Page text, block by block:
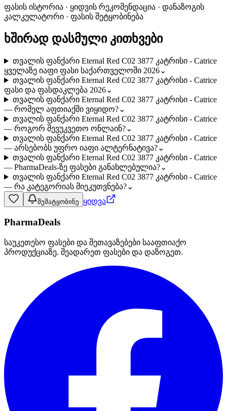
ფასის ისტორია · ყიდვის რეკომენდაცია · დანაზოგის
კალკულატორი · ფასის შეტყობინება
ხშირად დასმული კითხვები
თვალის ფანქარი Eternal Red C02 3877 კატრისი - Catrice
ყველაზე იაფი ფასი საქართველოში 2026⌄
თვალის ფანქარი Eternal Red C02 3877 კატრისი - Catrice
ფასი და ფასდაკლება 2026⌄
თვალის ფანქარი Eternal Red C02 3877 კატრისი - Catrice
— რომელ აფთიაქში ვიყიდო?⌄
თვალის ფანქარი Eternal Red C02 3877 კატრისი - Catrice
— როგორ შევუკვეთო ონლაინ?⌄
თვალის ფანქარი Eternal Red C02 3877 კატრისი - Catrice
— არსებობს უფრო იაფი ალტერნატივა?⌄
თვალის ფანქარი Eternal Red C02 3877 კატრისი - Catrice
— PharmaDeals-ზე ფასები განახლებულია?⌄
თვალის ფანქარი Eternal Red C02 3877 კატრისი - Catrice
— რა კატეგორიას მიეკუთვნება?⌄
შემატყობინე ყიდვა
PharmaDeals
საუკეთესო ფასები და შეთავაზებები სააფთიაქო
პროდუქციაზე. შეადარეთ ფასები და დაზოგეთ.